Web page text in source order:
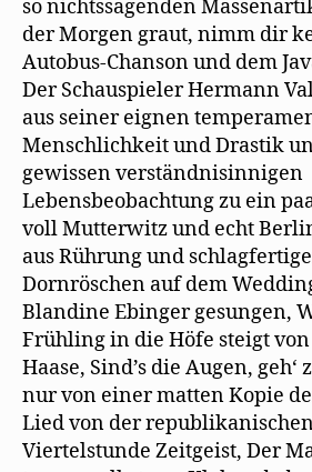
so nichtssagenden
der Morgen graut, nimm dir
Autobus-Chanson und dem
Der Schauspieler Hermann
aus seiner eignen
Menschlichkeit und Drastik
gewissen verständnisinnigen
Lebensbeobachtung zu ein
voll Mutterwitz und echt
aus Rührung und
Dornröschen auf dem
Blandine Ebinger gesungen,
Frühling in die Höfe steigt
Haase, Sind’s die Augen,
nur von einer matten Kopie
Lied von der
Viertelstunde Zeitgeist, Der